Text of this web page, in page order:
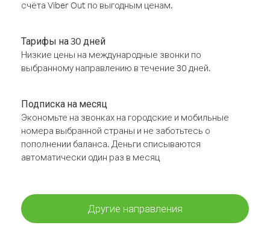
счёта Viber Out по выгодным ценам.
Тарифы на 30 дней
Низкие цены на международные звонки по
выбранному направлению в течение 30 дней.
Подписка на месяц
Экономьте на звонках на городские и мобильные
номера выбранной страны и не заботьтесь о
пополнении баланса. Деньги списываются
автоматически один раз в месяц
Другие направления